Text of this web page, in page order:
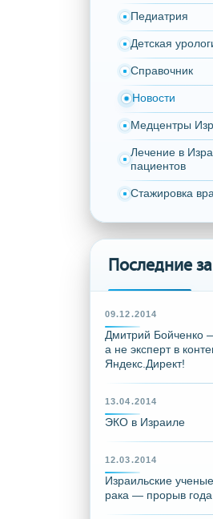
Педиатрия
Детская
Справочник
Новости
Медцентры
Лечение в
пациентов
Стажировка
Последние
09.12.2014
Дмитрий Бойченко
а не эксперт в
Яндекс.Директ!
13.04.2014
ЭКО в Израиле
12.03.2014
Израильские
рака — прорыв года